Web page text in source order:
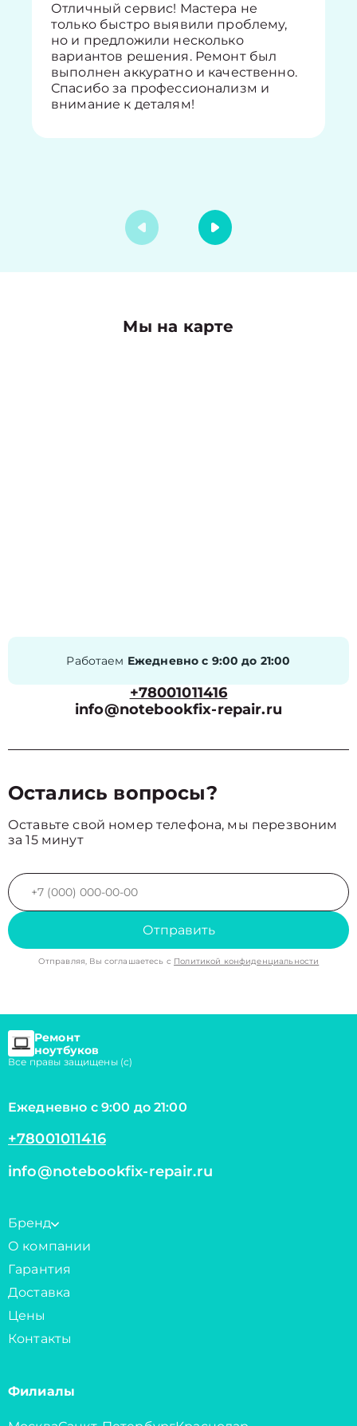
Отличный сервис! Мастера не
только быстро выявили проблему,
но и предложили несколько
вариантов решения. Ремонт был
выполнен аккуратно и качественно.
Спасибо за профессионализм и
внимание к деталям!
Мы на карте
Работаем Ежедневно с 9:00 до 21:00
+78001011416
info@notebookfix-repair.ru
Остались вопросы?
Оставьте свой номер телефона, мы перезвоним
за 15 минут
Отправить
Отправляя, Вы соглашаетесь с Политикой конфиденциальности
Ремонт
ноутбуков
Все правы защищены (с)
Ежедневно с 9:00 до 21:00
+78001011416
info@notebookfix-repair.ru
Бренд
О компании
Гарантия
Доставка
Цены
Контакты
Филиалы